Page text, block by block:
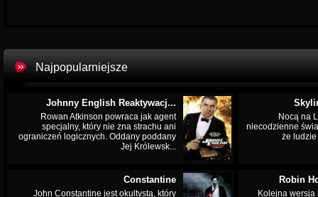
Najpopularniejsze
Johnny English Reaktywacj...
Rowan Atkinson powraca jak agent
specjalny, który nie zna strachu ani
ograniczeń logicznych. Oddany poddany
Jej Królewsk...
Nocą na
niecodzienne
że
Constantine
John Constantine jest okultystą, który
Robin
Kolejna wersja